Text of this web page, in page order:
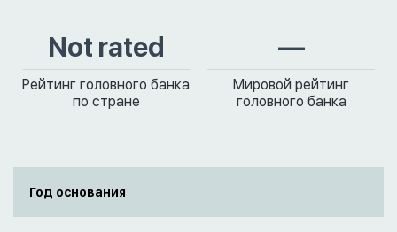
Not rated
Рейтинг головного банка
по стране
—
Мировой рейтинг
головного банка
Год основания